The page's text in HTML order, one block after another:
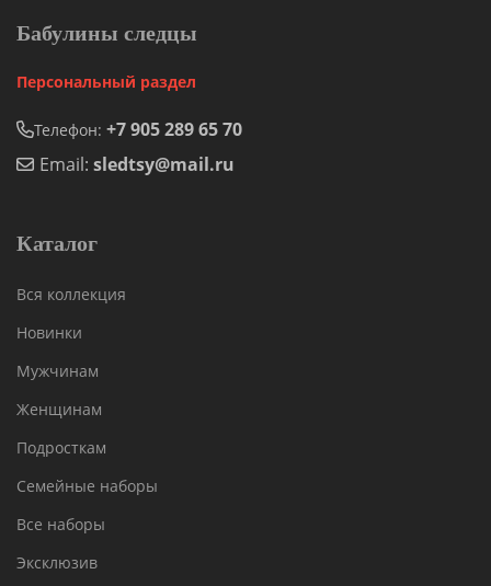
Бабулины следцы
Персональный раздел
Телефон: +7 905 289 65 70
Email: sledtsy@mail.ru
Каталог
Вся коллекция
Новинки
Мужчинам
Женщинам
Подросткам
Семейные наборы
Все наборы
Эксклюзив